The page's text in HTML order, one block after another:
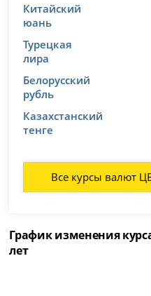
Китайский
юань
Турецкая
лира
Белорусский
рубль
Казахстанский
тенге
Все курсы валют
График изменения
лет